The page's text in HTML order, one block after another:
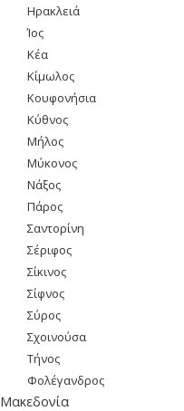
Ηρακλειά
Ίος
Κέα
Κίμωλος
Κουφονήσια
Κύθνος
Μήλος
Μύκονος
Νάξος
Πάρος
Σαντορίνη
Σέριφος
Σίκινος
Σίφνος
Σύρος
Σχοινούσα
Τήνος
Φολέγανδρος
Μακεδονία